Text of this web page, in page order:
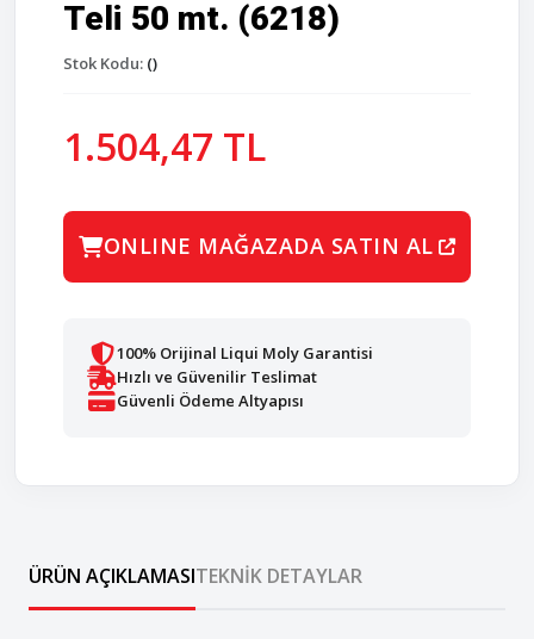
Teli 50 mt. (6218)
Stok Kodu: ()
1.504,47 TL
ONLINE MAĞAZADA SATIN AL
100% Orijinal Liqui Moly Garantisi
Hızlı ve Güvenilir Teslimat
Güvenli Ödeme Altyapısı
ÜRÜN AÇIKLAMASITEKNIK DETAYLAR